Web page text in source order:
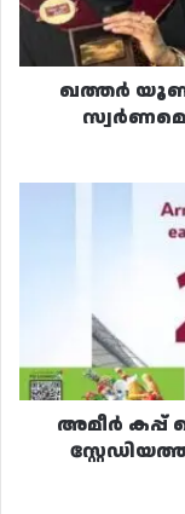
മലയാളി
വിദ്യാർത്ഥിനികൾ
ഖത്തർ
സ്റ്റേഡിയത്തിൽ
എത്തണമെന്ന്
ആഭ്യന്തര
മന്ത്രാലയം
അമീർ